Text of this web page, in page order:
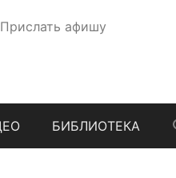
Прислать афишу
БИБЛИОТЕКА